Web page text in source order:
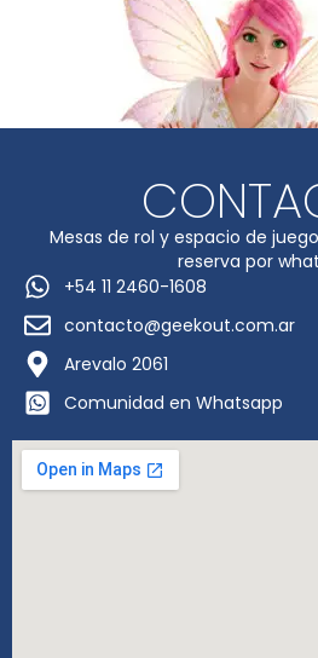
Mesas de rol y espacio de
reserva por
+54 11 2460-1608
contacto@geekout.com.ar
Arevalo 2061
Comunidad en Whatsapp